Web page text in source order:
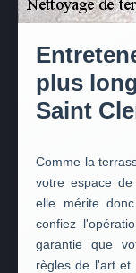
plus
Saint
Comme la
votre espace
elle mérite
confiez
garantie que
règles de l'art et